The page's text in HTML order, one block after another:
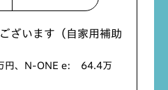
ざいます（自家用補助
円、N-ONE e: 64.4万